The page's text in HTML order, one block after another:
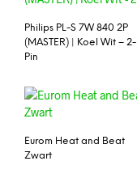
Philips PL-S 7W 840 2P
(MASTER) | Koel Wit – 2-
Pin
Eurom Heat and Beat
Zwart